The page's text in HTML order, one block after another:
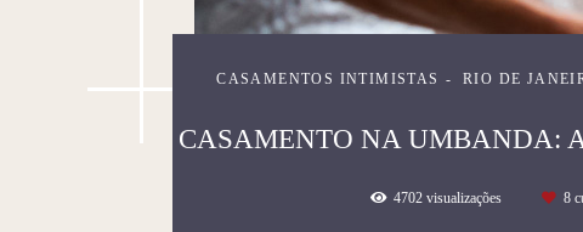
CASAMENTOS INTIMISTAS RIO DE
CASAMENTO NA UMBANDA:
4702visualizações 8